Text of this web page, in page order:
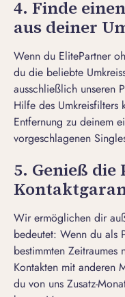
4. Finde
aus deiner
Wenn du ElitePartner
du die beliebte
ausschließlich unseren
Hilfe des Umkreisfilters
Entfernung zu deinem
vorgeschlagenen
5. Genieß
Wir ermöglichen dir
bedeutet: Wenn du als
bestimmten
Kontakten mit anderen
du von uns Zusatz-